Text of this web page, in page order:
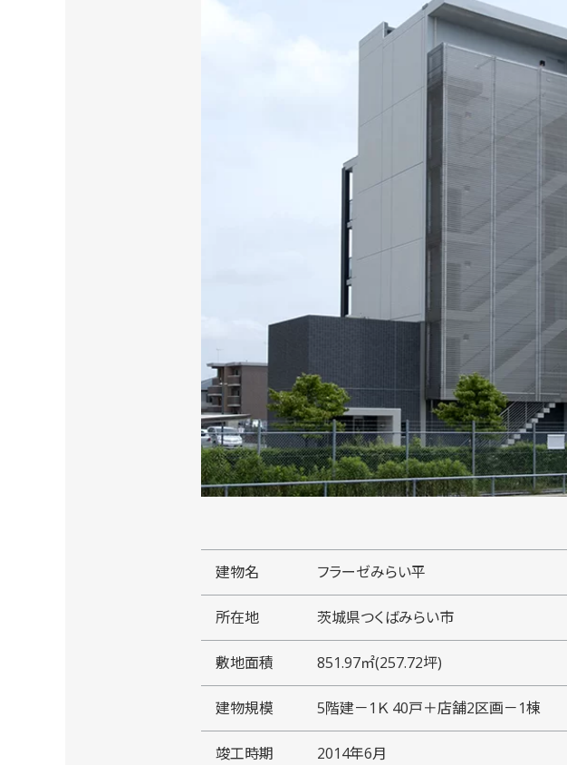
建物名 フラーゼみらい平
所在地 茨城県つくばみらい市
敷地面積 851.97㎡(257.72坪)
建物規模 5階建－1Ｋ 40戸＋店舗2区画－1棟
竣工時期 2014年6月